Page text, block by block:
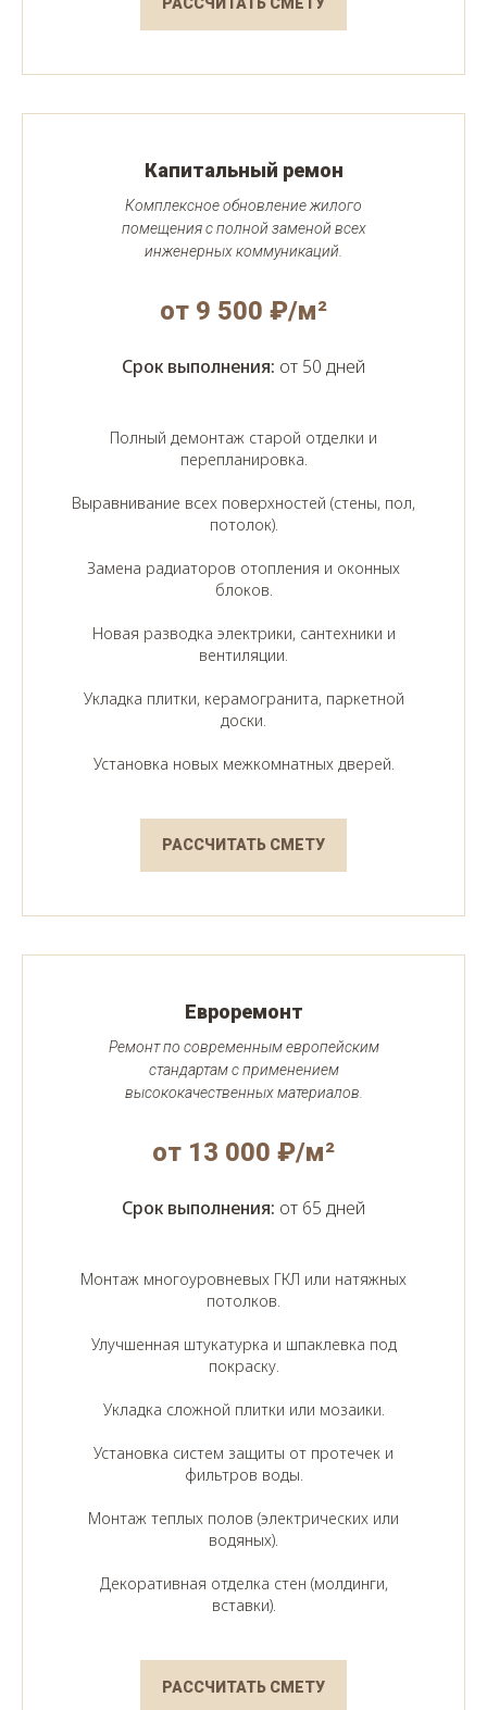
Капитальный ремон
Комплексное обновление жилого
помещения с полной заменой всех
инженерных коммуникаций.
от 9 500 ₽/м²
Срок выполнения: от 50 дней
Полный демонтаж старой отделки и
перепланировка.
Выравнивание всех поверхностей (стены, пол,
потолок).
Замена радиаторов отопления и оконных
блоков.
Новая разводка электрики, сантехники и
вентиляции.
Укладка плитки, керамогранита, паркетной
доски.
Установка новых межкомнатных дверей.
РАССЧИТАТЬ СМЕТУ
Евроремонт
Ремонт по современным европейским
стандартам с применением
высококачественных материалов.
от 13 000 ₽/м²
Срок выполнения: от 65 дней
Монтаж многоуровневых ГКЛ или натяжных
потолков.
Улучшенная штукатурка и шпаклевка под
покраску.
Укладка сложной плитки или мозаики.
Установка систем защиты от протечек и
фильтров воды.
Монтаж теплых полов (электрических или
водяных).
Декоративная отделка стен (молдинги,
вставки).
РАССЧИТАТЬ СМЕТУ